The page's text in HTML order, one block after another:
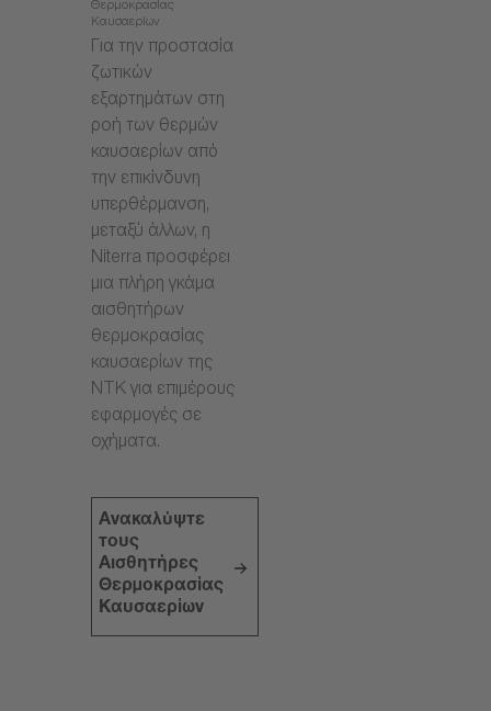
Θερμοκρασίας
Καυσαερίων
Για την προστασία
ζωτικών
εξαρτημάτων στη
ροή των θερμών
καυσαερίων από
την επικίνδυνη
υπερθέρμανση,
μεταξύ άλλων, η
Niterra προσφέρει
μια πλήρη γκάμα
αισθητήρων
θερμοκρασίας
καυσαερίων της
NTK για επιμέρους
εφαρμογές σε
οχήματα.
Ανακαλύψτε
τους
Αισθητήρες
Θερμοκρασίας
Καυσαερίων